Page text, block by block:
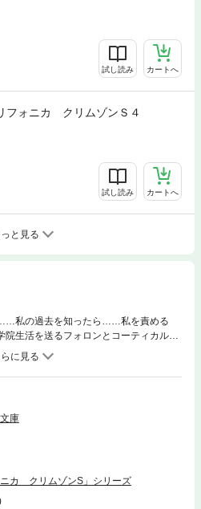
試し読み カートへ
フォニカ クリムゾンＳ４
試し読み カートへ
っと見る
私の過去を知ったら……私を責める
生活を送るフォロンとコーティカル
何も知らないことを思い悩み、コーティ
えていた。それでも２人での生活はフォ
たのだが。夜の侵入者、開かずの扉、ダ
キモ精霊－バルゲス－。全てが動き出
、好評シリーズ第２弾！
庫
ニカ クリムゾンS」シリーズ